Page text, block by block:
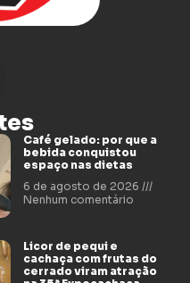
Café gelado: por que a
bebida conquistou
espaço nas dietas
6 de agosto de 2026
Nenhum comentário
Licor de pequi e
cachaça com frutas do
cerrado viram atração